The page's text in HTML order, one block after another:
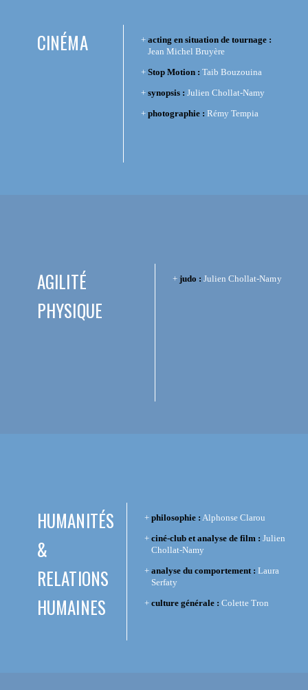
CINÉMA
acting en situation de tournage :
Jean Michel Bruyère
Stop Motion : Taib Bouzouina
synopsis : Julien Chollat-Namy
photographie : Rémy Tempia
AGILITÉ
PHYSIQUE
judo : Julien Chollat-Namy
HUMANITÉS
&
RELATIONS
HUMAINES
philosophie : Alphonse Clarou
ciné-club et analyse de film : Julien
Chollat-Namy
analyse du comportement : Laura
Serfaty
culture générale : Colette Tron